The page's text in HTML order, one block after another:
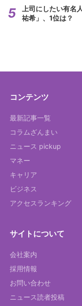
上司にしたい有
祐希」、1位は？
コンテンツ
最新記事一覧
コラムざんまい
ニュース pickup
マネー
キャリア
ビジネス
アクセスランキング
サイトについて
会社案内
採用情報
お問い合わせ
ニュース読者投稿